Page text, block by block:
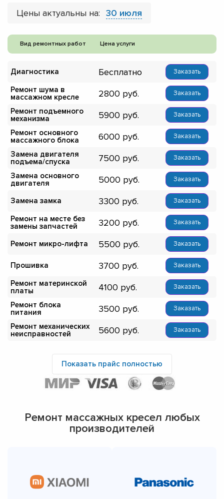
Цены актуальны на: 30 июля
Вид ремонтных работ Цена услуги
Диагностика Бесплатно Заказать
Ремонт шума в
массажном кресле
2800 Заказать
Ремонт подъемного
механизма
5900 Заказать
Ремонт основного
массажного блока
6000 Заказать
Замена двигателя
подъема/спуска
7500 Заказать
Замена основного
двигателя
5000 Заказать
Замена замка 3300 Заказать
Ремонт на месте без
замены запчастей
3200 Заказать
Ремонт микро-лифта 5500 Заказать
Прошивка 3700 Заказать
Ремонт материнской
платы
4100 Заказать
Ремонт блока
питания
3500 Заказать
Ремонт механических
неисправностей
5600 Заказать
Показать прайс полностью
Ремонт массажных кресел любых
производителей